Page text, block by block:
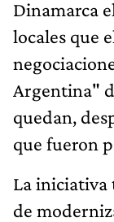
Dinamarca
locales que
Argentina"
quedan,
que fueron
La iniciativa
de